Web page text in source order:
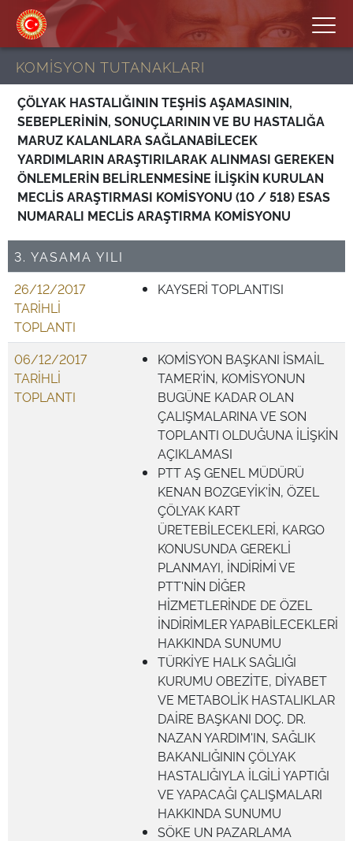
KOMİSYON TUTANAKLARI
ÇÖLYAK HASTALIĞININ TEŞHİS AŞAMASININ,
SEBEPLERİNİN, SONUÇLARININ VE BU HASTALIĞA
MARUZ KALANLARA SAĞLANABİLECEK
YARDIMLARIN ARAŞTIRILARAK ALINMASI GEREKEN
ÖNLEMLERİN BELİRLENMESİNE İLİŞKİN KURULAN
MECLİS ARAŞTIRMASI KOMİSYONU (10 / 518) ESAS
NUMARALI MECLİS ARAŞTIRMA KOMİSYONU
3. YASAMA YILI
26/12/2017
TARİHLİ
TOPLANTI
KAYSERİ TOPLANTISI
06/12/2017
TARİHLİ
TOPLANTI
KOMİSYON BAŞKANI İSMAİL
TAMER'İN, KOMİSYONUN
BUGÜNE KADAR OLAN
ÇALIŞMALARINA VE SON
TOPLANTI OLDUĞUNA İLİŞKİN
AÇIKLAMASI
PTT AŞ GENEL MÜDÜRÜ
KENAN BOZGEYİK'İN, ÖZEL
ÇÖLYAK KART
ÜRETEBİLECEKLERİ, KARGO
KONUSUNDA GEREKLİ
PLANMAYI, İNDİRİMİ VE
PTT'NİN DİĞER
HİZMETLERİNDE DE ÖZEL
İNDİRİMLER YAPABİLECEKLERİ
HAKKINDA SUNUMU
TÜRKİYE HALK SAĞLIĞI
KURUMU OBEZİTE, DİYABET
VE METABOLİK HASTALIKLAR
DAİRE BAŞKANI DOÇ. DR.
NAZAN YARDIM'IN, SAĞLIK
BAKANLIĞININ ÇÖLYAK
HASTALIĞIYLA İLGİLİ YAPTIĞI
VE YAPACAĞI ÇALIŞMALARI
HAKKINDA SUNUMU
SÖKE UN PAZARLAMA